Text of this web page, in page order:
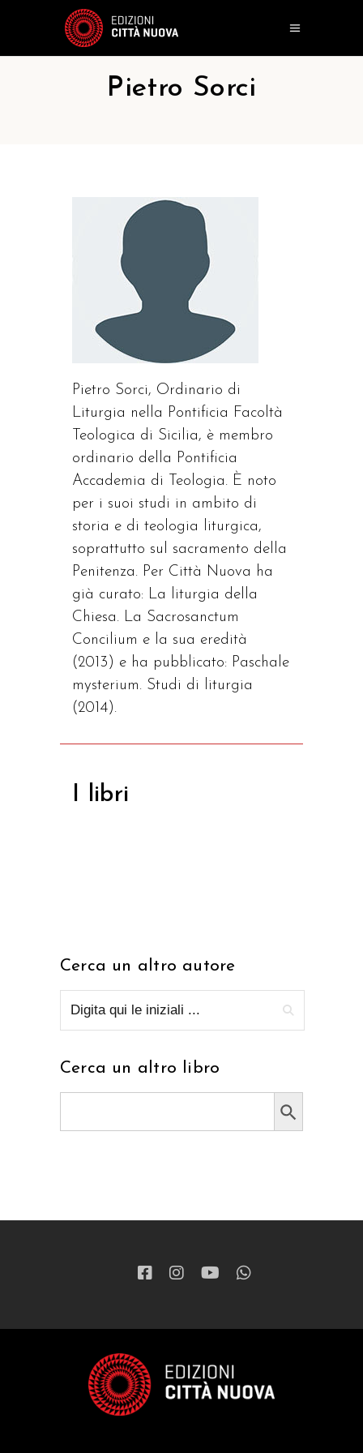
Pietro Sorci
Pietro Sorci, Ordinario di
Liturgia nella Pontificia Facoltà
Teologica di Sicilia, è membro
ordinario della Pontificia
Accademia di Teologia. È noto
per i suoi studi in ambito di
storia e di teologia liturgica,
soprattutto sul sacramento della
Penitenza. Per Città Nuova ha
già curato: La liturgia della
Chiesa. La Sacrosanctum
Concilium e la sua eredità
(2013) e ha pubblicato: Paschale
mysterium. Studi di liturgia
(2014).
I libri
Cerca un altro autore
Cerca un altro libro
Search Button